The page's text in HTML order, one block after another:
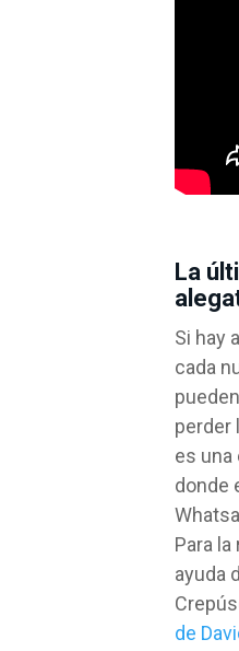
La
Si hay
cada
perder
es una
donde
Para
ayuda
de